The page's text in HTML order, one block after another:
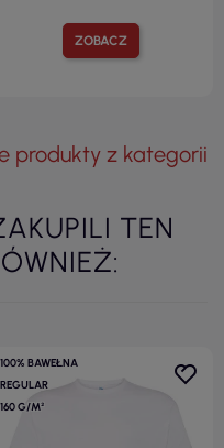
ZOBACZ
produkty z kategorii
TEN
100% BAWEŁNA
REGULAR
160 G/M²